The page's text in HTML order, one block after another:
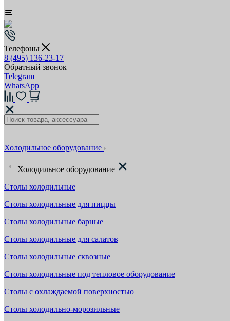
Телефоны
8 (495) 136-23-17
Обратный звонок
Telegram
WhatsApp
Холодильное оборудование
Холодильное оборудование
Столы холодильные
Столы холодильные для пиццы
Столы холодильные барные
Столы холодильные для салатов
Столы холодильные сквозные
Столы холодильные под тепловое оборудование
Столы с охлаждаемой поверхностью
Столы холодильно-морозильные